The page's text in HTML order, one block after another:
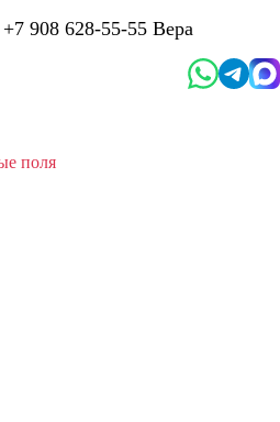
+7 908 628-55-55 Вера